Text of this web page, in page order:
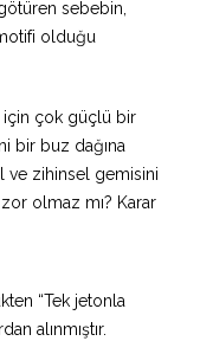
sebebin,
olduğu
için çok güçlü bir
bir buz dağına
ve zihinsel gemisini
olmaz mı? Karar
“Tek jetonla
alınmıştır.